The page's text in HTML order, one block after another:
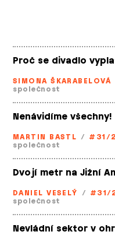
Proč se divadlo
SIMONA ŠKARABELOVÁ
společnost
Nenávidíme všechny!
MARTIN BASTL / #31/
společnost
Dvojí metr na Jižní
DANIEL VESELÝ / #31/
společnost
Nevládní sektor v